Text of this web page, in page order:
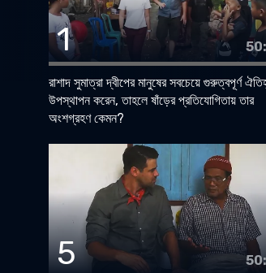
1
রাশাদ সুমাত্রা দ্বীপের মানুষের সবচেয়ে গুরুত্বপূর্ণ
উপস্থাপন করেন, তাহলে ষাঁড়ের প্রতিযোগিতায় তার
অংশগ্রহণ কেমন?
5